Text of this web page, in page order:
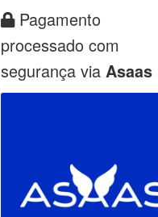
Pagamento
processado com
segurança via Asaas